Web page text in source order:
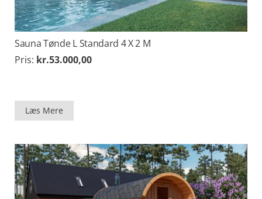
Sauna Tønde L Standard 4 X 2 M
Pris: kr.53.000,00
Læs Mere